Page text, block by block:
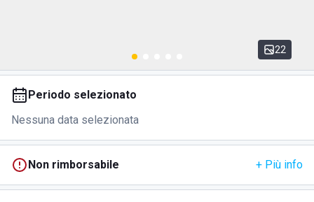
22
Periodo selezionato
Nessuna data selezionata
Non rimborsabile + Più info